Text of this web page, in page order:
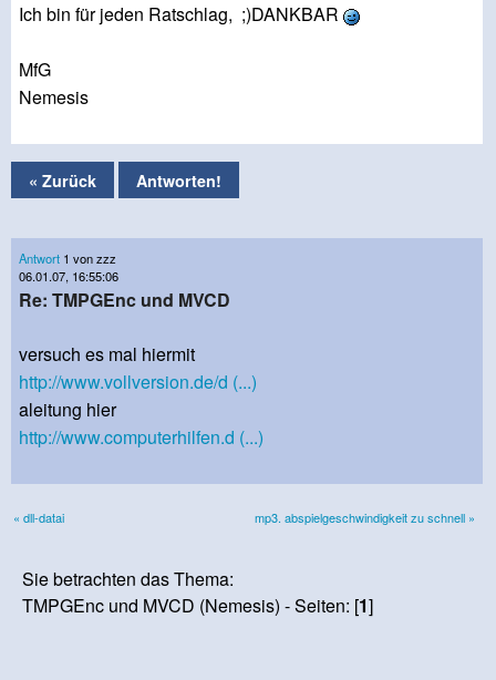
Ich bin für jeden Ratschlag, ;)DANKBAR
MfG
Nemesis
« Zurück Antworten!
Antwort 1 von zzz
06.01.07, 16:55:06
Re: TMPGEnc und MVCD
versuch es mal hiermit
http://www.vollversion.de/d (...)
aleitung hier
http://www.computerhilfen.d (...)
« dll-datai mp3. abspielgeschwindigkeit zu schnell »
Sie betrachten das Thema:
TMPGEnc und MVCD (Nemesis) - Seiten: [1]